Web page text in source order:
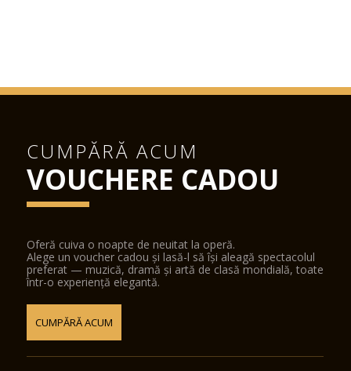
CUMPĂRĂ ACUM
VOUCHERE CADOU
Oferă cuiva o noapte de neuitat la operă.
Alege un voucher cadou și lasă-l să își aleagă spectacolul
preferat — muzică, dramă și artă de clasă mondială, toate
într-o experiență elegantă.
CUMPĂRĂ ACUM